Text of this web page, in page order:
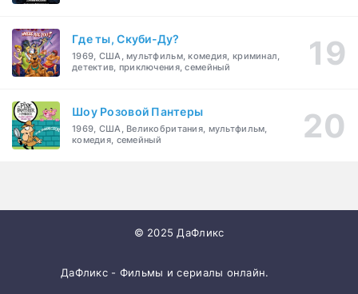
Где ты, Скуби-Ду?
1969, США, мультфильм, комедия, криминал,
детектив, приключения, семейный
Шоу Розовой Пантеры
1969, США, Великобритания, мультфильм,
комедия, семейный
© 2025 ДаФликс
ДаФликс - Фильмы и сериалы онлайн.